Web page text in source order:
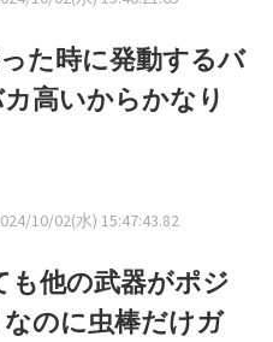
た時に発動するバ
高いからかなり
10/02(水) 15:47:43.82
も他の武器がポジ
のに虫棒だけガ